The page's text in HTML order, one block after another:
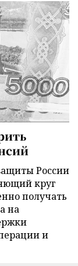
России
круг
получать
на
и